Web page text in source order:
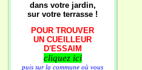
dans votre jardin,
sur votre terrasse !
POUR TROUVER
UN CUEILLEUR
D'ESSAIM
cliquez ici
puis sur la commune où vous